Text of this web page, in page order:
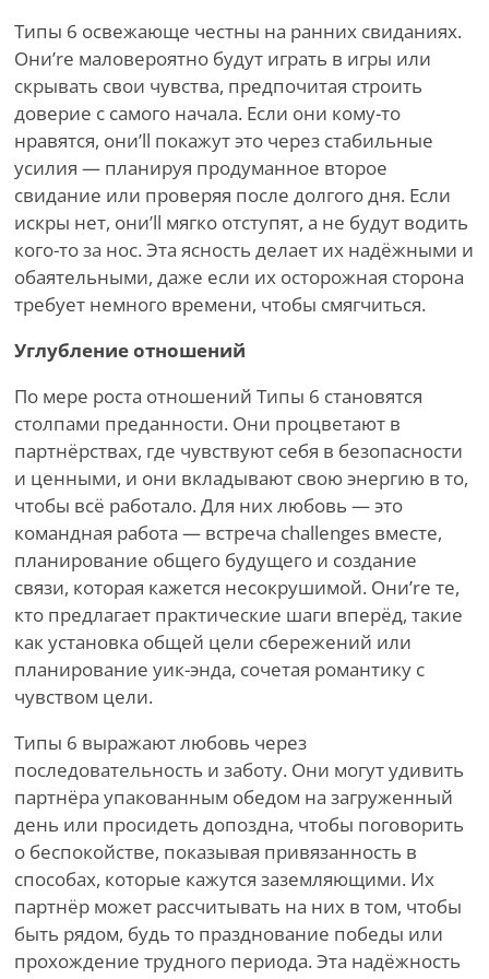
Типы 6 освежающе честны на ранних свиданиях.
Они’re маловероятно будут играть в игры или
скрывать свои чувства, предпочитая строить
доверие с самого начала. Если они кому-то
нравятся, они’ll покажут это через стабильные
усилия — планируя продуманное второе
свидание или проверяя после долгого дня. Если
искры нет, они’ll мягко отступят, а не будут водить
кого-то за нос. Эта ясность делает их надёжными и
обаятельными, даже если их осторожная сторона
требует немного времени, чтобы смягчиться.
Углубление отношений
По мере роста отношений Типы 6 становятся
столпами преданности. Они процветают в
партнёрствах, где чувствуют себя в безопасности
и ценными, и они вкладывают свою энергию в то,
чтобы всё работало. Для них любовь — это
командная работа — встреча challenges вместе,
планирование общего будущего и создание
связи, которая кажется несокрушимой. Они’re те,
кто предлагает практические шаги вперёд, такие
как установка общей цели сбережений или
планирование уик-энда, сочетая романтику с
чувством цели.
Типы 6 выражают любовь через
последовательность и заботу. Они могут удивить
партнёра упакованным обедом на загруженный
день или просидеть допоздна, чтобы поговорить
о беспокойстве, показывая привязанность в
способах, которые кажутся заземляющими. Их
партнёр может рассчитывать на них в том, чтобы
быть рядом, будь то празднование победы или
прохождение трудного периода. Эта надёжность